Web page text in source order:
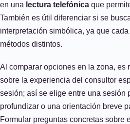
en una lectura telefónica que
También es útil diferenciar si se
interpretación simbólica, ya que
métodos distintos.
Al comparar opciones en la zona, es
sobre la experiencia del consultor
sesión; así se elige entre una sesión
profundizar o una orientación breve
Formular preguntas concretas sobre